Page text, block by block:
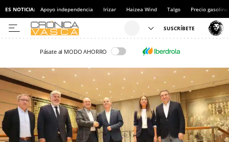
ES NOTICIA: Apoyo independencia Irizar Haizea Wind Talgo Precio gasolina
Pásate al MODO AHORRO